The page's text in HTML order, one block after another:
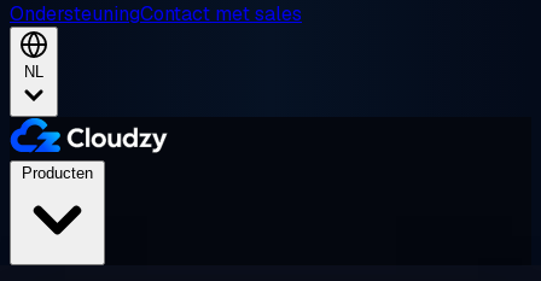
OndersteuningContact met sales
NL